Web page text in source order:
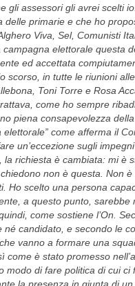
gli assessori gli avrei scelti
delle primarie e che ho
Viva, Sel, Comunisti
campagna elettorale questa
ed accettata
scorso, in tutte le riunioni
Toni Torre e Rosa
come ho sempre
piena consapevolezza
elettorale” come afferma il
un’eccezione sugli
la richiesta è cambiata: mi è
non è questa. Non
Ho scelto una persona
a questo punto,
come sostiene l’On.
né candidato, e secondo le
vanno a formare una
come è stato promesso
modo di fare politica di cui